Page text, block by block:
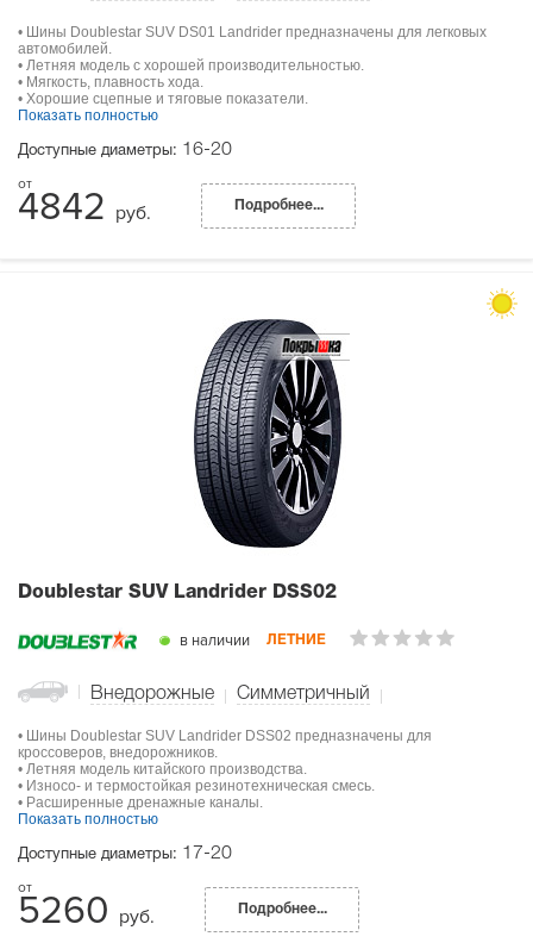
• Шины Doublestar SUV DS01 Landrider предназначены для легковых
автомобилей.
• Летняя модель с хорошей производительностью.
• Мягкость, плавность хода.
• Хорошие сцепные и тяговые показатели.
Показать полностью
Доступные диаметры: 16-20
4842 руб. Подробнее...
Doublestar SUV Landrider DSS02
в наличии ЛЕТНИЕ
Внедорожные Симметричный
• Шины Doublestar SUV Landrider DSS02 предназначены для
кроссоверов, внедорожников.
• Летняя модель китайского производства.
• Износо- и термостойкая резинотехническая смесь.
• Расширенные дренажные каналы.
Показать полностью
Доступные диаметры: 17-20
5260 руб. Подробнее...